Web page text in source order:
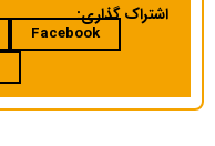
اشتراک گذاری:
Facebook